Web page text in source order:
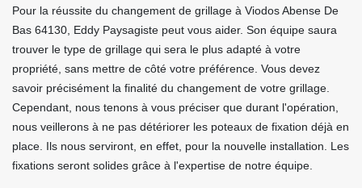
Pour la réussite du changement de grillage à Viodos Abense De
Bas 64130, Eddy Paysagiste peut vous aider. Son équipe saura
trouver le type de grillage qui sera le plus adapté à votre
propriété, sans mettre de côté votre préférence. Vous devez
savoir précisément la finalité du changement de votre grillage.
Cependant, nous tenons à vous préciser que durant l'opération,
nous veillerons à ne pas détériorer les poteaux de fixation déjà en
place. Ils nous serviront, en effet, pour la nouvelle installation. Les
fixations seront solides grâce à l'expertise de notre équipe.